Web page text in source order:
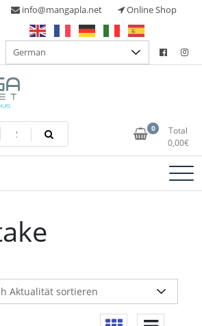
info@mangapla.net Online Shop
0
Total
0,00€